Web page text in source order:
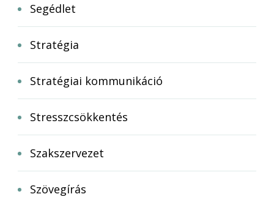
Segédlet
Stratégia
Stratégiai kommunikáció
Stresszcsökkentés
Szakszervezet
Szövegírás